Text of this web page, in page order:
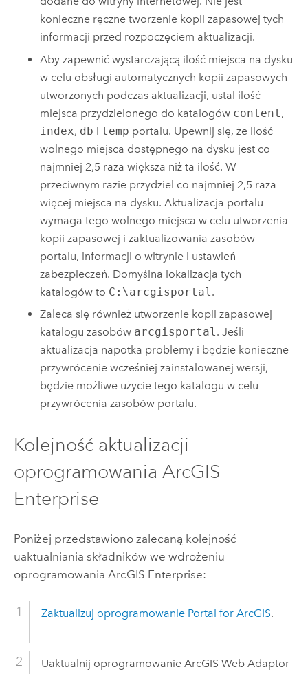
konieczne ręczne tworzenie kopii zapasowej tych
informacji przed rozpoczęciem aktualizacji.
Aby zapewnić wystarczającą ilość miejsca na dysku
w celu obsługi automatycznych kopii zapasowych
utworzonych podczas aktualizacji, ustal ilość
miejsca przydzielonego do katalogów content,
index, db i temp portalu. Upewnij się, że ilość
wolnego miejsca dostępnego na dysku jest co
najmniej 2,5 raza większa niż ta ilość. W
przeciwnym razie przydziel co najmniej 2,5 raza
więcej miejsca na dysku. Aktualizacja portalu
wymaga tego wolnego miejsca w celu utworzenia
kopii zapasowej i zaktualizowania zasobów
portalu, informacji o witrynie i ustawień
zabezpieczeń. Domyślna lokalizacja tych
katalogów to C:\arcgisportal .
Zaleca się również utworzenie kopii zapasowej
katalogu zasobów arcgisportal. Jeśli
aktualizacja napotka problemy i będzie konieczne
przywrócenie wcześniej zainstalowanej wersji,
będzie możliwe użycie tego katalogu w celu
przywrócenia zasobów portalu.
Kolejność aktualizacji
oprogramowania ArcGIS
Enterprise
Poniżej przedstawiono zalecaną kolejność
uaktualniania składników we wdrożeniu
oprogramowania ArcGIS Enterprise:
Zaktualizuj oprogramowanie Portal for ArcGIS.
Uaktualnij oprogramowanie ArcGIS Web Adaptor